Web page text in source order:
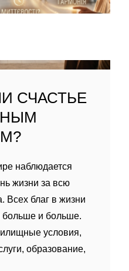
СЧАСТЬЕ
наблюдается
жизни за всю
Всех благ в жизни
больше и больше.
условия,
образование,